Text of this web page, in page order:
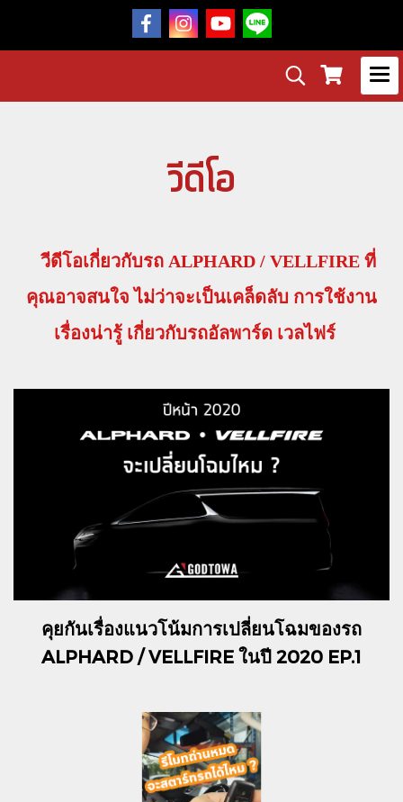
วีดีโอ
วีดีโอเกี่ยวกับรถ ALPHARD / VELLFIRE ที่
คุณอาจสนใจ ไม่ว่าจะเป็นเคล็ดลับ การใช้งาน
เรื่องน่ารู้ เกี่ยวกับรถอัลพาร์ด เวลไฟร์
คุยกันเรื่องแนวโน้มการเปลี่ยนโฉมของรถ
ALPHARD / VELLFIRE ในปี 2020 EP.1